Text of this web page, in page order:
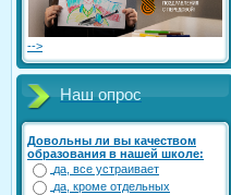
-->
Наш опрос
Довольны ли вы качеством
образования в нашей школе:
да, все устраивает
да, кроме отдельных